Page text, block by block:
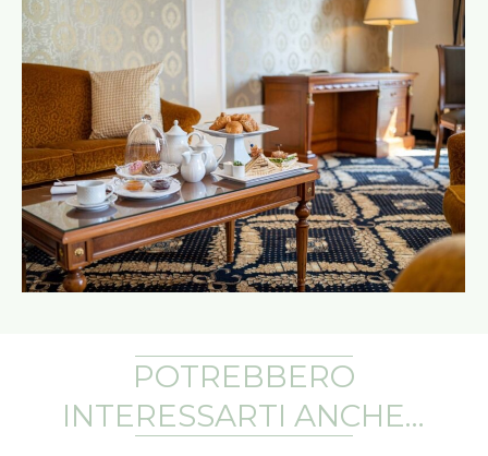
POTREBBERO
INTERESSARTI ANCHE…